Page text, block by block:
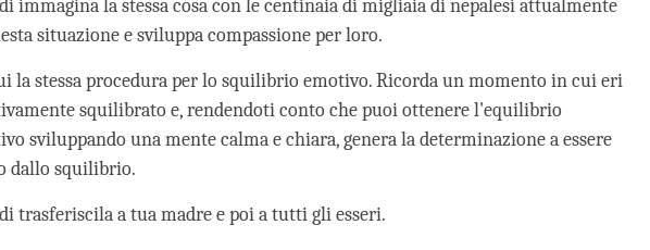
immagina la stessa cosa con le centinaia di migliaia di nepalesi attualmente
situazione e sviluppa compassione per loro.
la stessa procedura per lo squilibrio emotivo. Ricorda un momento in cui eri
squilibrato e, rendendoti conto che puoi ottenere l'equilibrio
sviluppando una mente calma e chiara, genera la determinazione a essere
dallo squilibrio.
trasferiscila a tua madre e poi a tutti gli esseri.